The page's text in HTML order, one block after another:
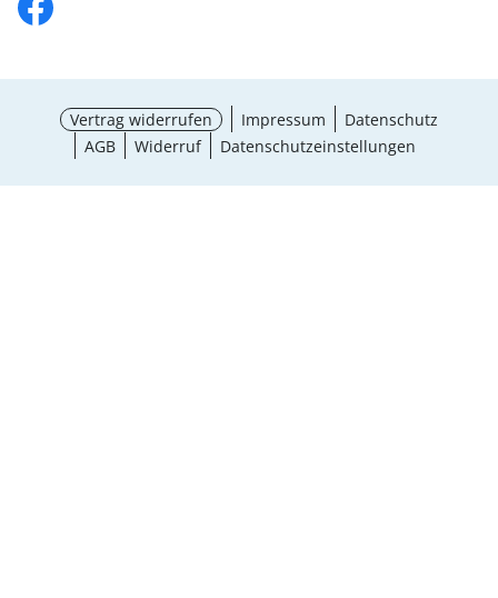
Vertrag widerrufen Impressum
Datenschutz
AGB
Widerruf Datenschutzeinstellungen